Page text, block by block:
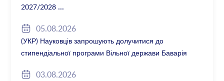
2027/2028
05.08.2026
(УКР) Науковців запрошують долучитися до
стипендіальної програми Вільної держави Баварія
03.08.2026